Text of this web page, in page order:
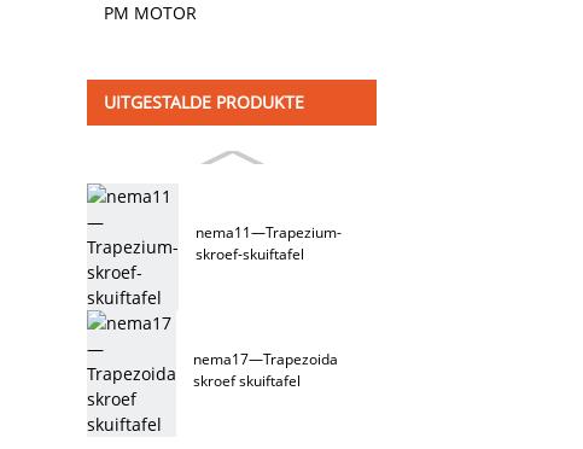
PM MOTOR
UITGESTALDE PRODUKTE
nema11—Trapezium-
skroef-skuiftafel
nema17—Trapezoida
skroef skuiftafel